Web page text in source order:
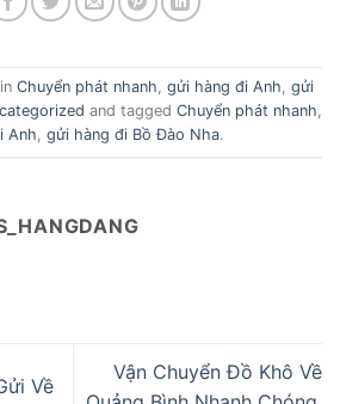
Chuyển phát nhanh gửi hàng đi Anh gửi
and tagged Chuyển phát nhanh
Anh gửi hàng đi Bồ Đào Nha.
Về
Vận Chuyển Đồ Khô Về